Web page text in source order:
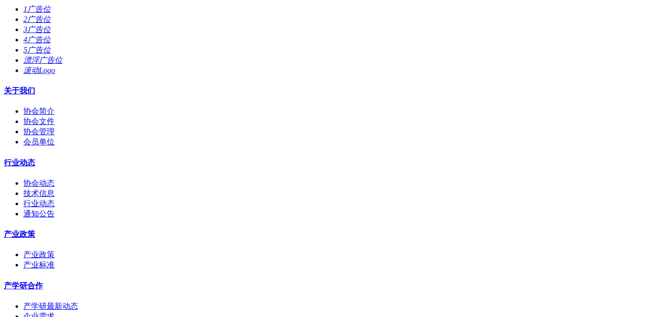
1广告位
2广告位
3广告位
4广告位
5广告位
漂浮广告位
滚动Logo
关于我们
协会简介
协会文件
协会管理
会员单位
行业动态
协会动态
技术信息
行业动态
通知公告
产业政策
产业政策
产业标准
产学研合作
产学研最新动态